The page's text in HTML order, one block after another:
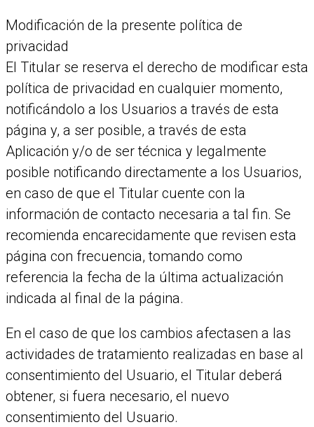
Modificación de la presente política de
privacidad
El Titular se reserva el derecho de modificar esta
política de privacidad en cualquier momento,
notificándolo a los Usuarios a través de esta
página y, a ser posible, a través de esta
Aplicación y/o de ser técnica y legalmente
posible notificando directamente a los Usuarios,
en caso de que el Titular cuente con la
información de contacto necesaria a tal fin. Se
recomienda encarecidamente que revisen esta
página con frecuencia, tomando como
referencia la fecha de la última actualización
indicada al final de la página.
En el caso de que los cambios afectasen a las
actividades de tratamiento realizadas en base al
consentimiento del Usuario, el Titular deberá
obtener, si fuera necesario, el nuevo
consentimiento del Usuario.